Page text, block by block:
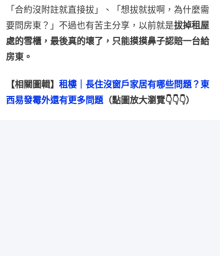
「合約沒附註就直接拔」、「想拔就拔啊，為什麼需
要問房東？」不過也有苦主分享，以前就是拔掉租屋
處的雪櫃，最後真的壞了，只能摸摸鼻子認賠一台給
房東。
【相關圖輯】 租樓｜長住沒窗戶家居有哪些問題？東
西易發霉外還有更多問題（點圖放大瀏覽👇👇👇）